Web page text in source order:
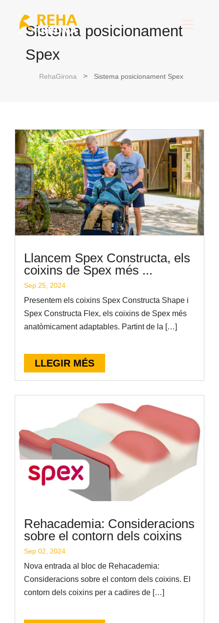
Sistema posicionament
Spex
RehaGirona Sistema posicionament Spex
Llancem Spex Constructa, els
coixins de Spex més ...
Sep 25, 2024
Presentem els coixins Spex Constructa Shape i
Spex Constructa Flex, els coixins de Spex més
anatòmicament adaptables. Partint de la […]
LLEGIR MÉS
Rehacademia: Consideracions
sobre el contorn dels coixins
Sep 02, 2024
Nova entrada al bloc de Rehacademia:
Consideracions sobre el contorn dels coixins. El
contorn dels coixins per a cadires de […]